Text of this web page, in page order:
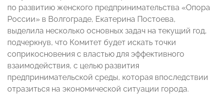
по развитию женского предпринимательства «Опора
России» в Волгограде, Екатерина Постоева,
выделила несколько основных задач на текущий год,
подчеркнув, что Комитет будет искать точки
соприкосновения с властью для эффективного
взаимодействия, с целью развития
предпринимательской среды, которая впоследствии
отразиться на экономической ситуации города.